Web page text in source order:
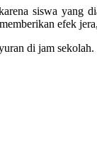
siswa yang
efek
di jam sekolah.